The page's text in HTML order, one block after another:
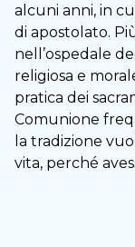
alcuni anni, in
di apostolato.
nell’ospedale
religiosa e
pratica dei
Comunione
la tradizione
vita, perché